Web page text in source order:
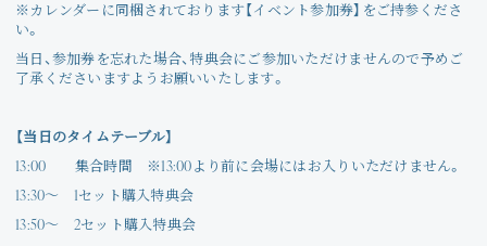
※カレンダーに同梱されております【イベント参加券】をご持参くださ
い。
当日、参加券を忘れた場合、特典会にご参加いただけませんので予めご
了承くださいますようお願いいたします。
【当日のタイムテーブル】
13:00 集合時間 ※13:00より前に会場にはお入りいただけません。
13:30～ 1セット購入特典会
13:50～ 2セット購入特典会